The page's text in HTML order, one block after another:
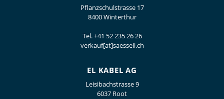
Pflanzschulstrasse 17
8400 Winterthur
Tel.+41 52 235 26 26
verkauf[at]saesseli.ch
EL KABEL AG
Leisibachstrasse 9
6037 Root